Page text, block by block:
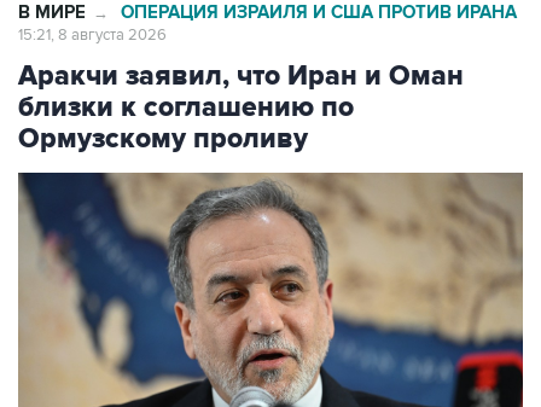
В МИРЕ → ОПЕРАЦИЯ ИЗРАИЛЯ И США ПРОТИВ ИРАНА
15:21, 8 августа 2026
Аракчи заявил, что Иран и Оман
близки к соглашению по
Ормузскому проливу